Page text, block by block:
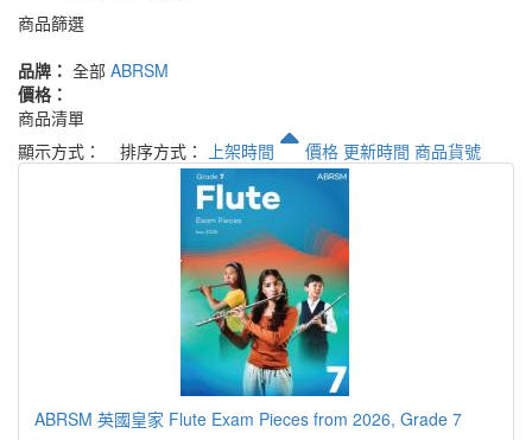
商品篩選
品牌： 全部 ABRSM
價格：
商品清單
顯示方式：
排序方式： 上架時間 價格 更新時間 商品貨號
ABRSM 英國皇家 Flute Exam Pieces from 2026, Grade 7